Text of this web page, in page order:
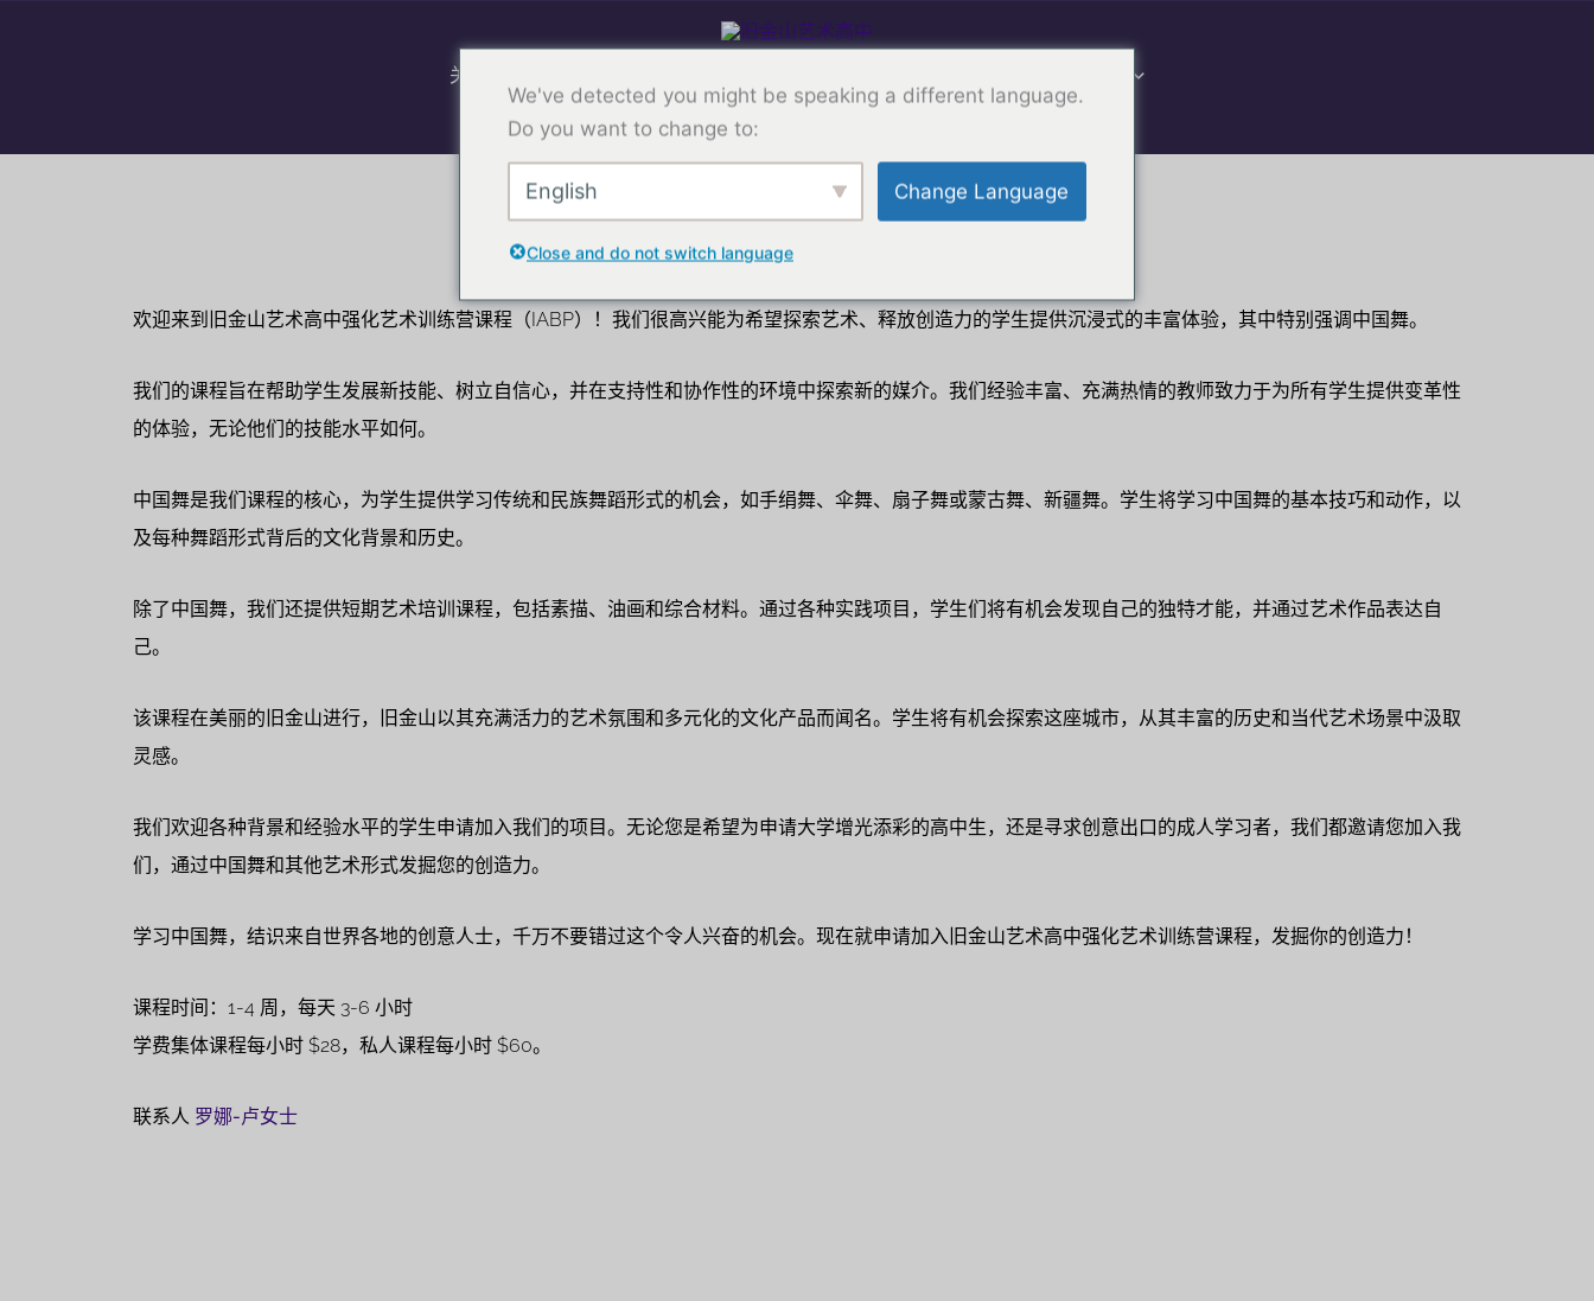
关于
强化艺术训练营计划
欢迎来到旧金山艺术高中强化艺术训练营课程（IABP）！我们很高兴能为希望探索艺术、释放创造力的学生提供沉浸式的丰富体验，其中特别强调中国舞。
我们的课程旨在帮助学生发展新技能、树立自信心，并在支持性和协作性的环境中探索新的媒介。我们经验丰富、充满热情的教师致力于为所有学生提供变革性
的体验，无论他们的技能水平如何。
中国舞是我们课程的核心，为学生提供学习传统和民族舞蹈形式的机会，如手绢舞、伞舞、扇子舞或蒙古舞、新疆舞。学生将学习中国舞的基本技巧和动作，以
及每种舞蹈形式背后的文化背景和历史。
除了中国舞，我们还提供短期艺术培训课程，包括素描、油画和综合材料。通过各种实践项目，学生们将有机会发现自己的独特才能，并通过艺术作品表达自
己。
该课程在美丽的旧金山进行，旧金山以其充满活力的艺术氛围和多元化的文化产品而闻名。学生将有机会探索这座城市，从其丰富的历史和当代艺术场景中汲取
灵感。
我们欢迎各种背景和经验水平的学生申请加入我们的项目。无论您是希望为申请大学增光添彩的高中生，还是寻求创意出口的成人学习者，我们都邀请您加入我
们，通过中国舞和其他艺术形式发掘您的创造力。
学习中国舞，结识来自世界各地的创意人士，千万不要错过这个令人兴奋的机会。现在就申请加入旧金山艺术高中强化艺术训练营课程，发掘你的创造力！
课程时间：1-4 周，每天 3-6 小时
学费集体课程每小时 $28，私人课程每小时 $60。
联系人 罗娜-卢女士
We've detected you might be speaking a different language.
Do you want to change to:
English Change Language
Close and do not switch language